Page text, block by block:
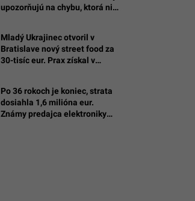
upozorňujú na chybu, ktorá ničí
Mladý Ukrajinec otvoril v
Bratislave nový street food za
30-tisíc eur. Prax získal v
Po 36 rokoch je koniec, strata
dosiahla 1,6 milióna eur.
Známy predajca elektroniky